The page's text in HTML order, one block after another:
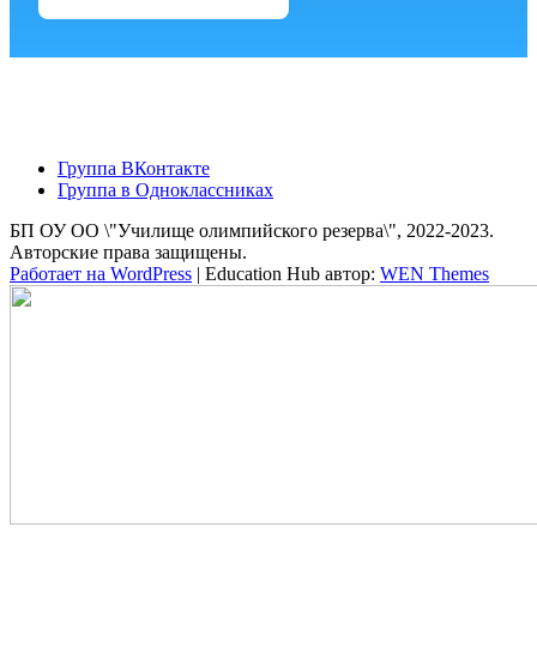
Группа ВКонтакте
Группа в Одноклассниках
БП ОУ ОО \"Училище олимпийского резерва\", 2022-2023.
Авторские права защищены.
Работает на WordPress | Education Hub автор: WEN Themes